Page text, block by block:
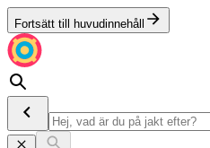
Fortsätt till huvudinnehåll